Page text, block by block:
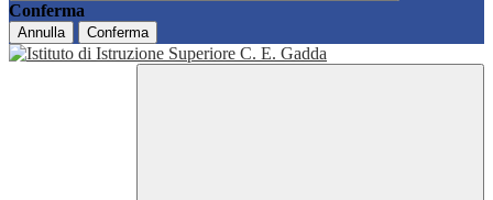
Conferma
Annulla Conferma